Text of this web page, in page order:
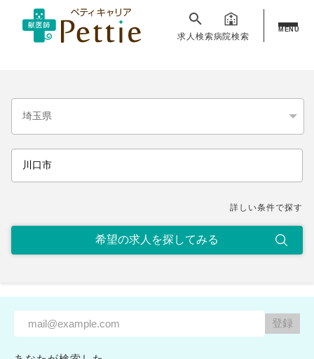
求人検索病院検索
MENU
詳しい条件で探す